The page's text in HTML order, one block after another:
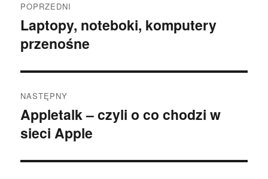
wpisu
POPRZEDNI
Poprzedni
wpis:
Laptopy, noteboki, komputery
przenośne
NASTĘPNY
Następny
wpis:
Appletalk – czyli o co chodzi w
sieci Apple